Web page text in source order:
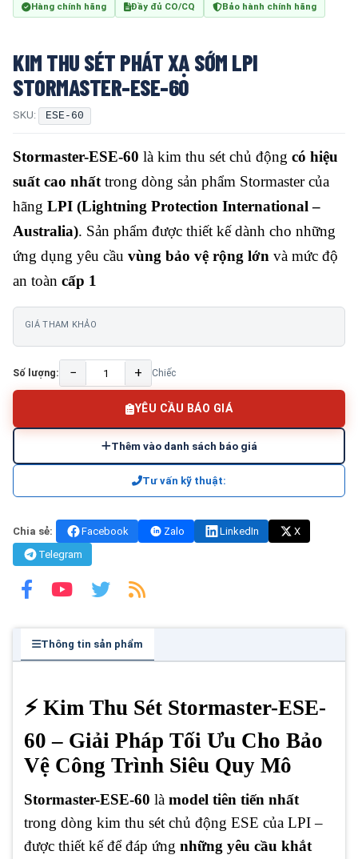
Hàng chính hãng Đầy đủ CO/CQ Bảo hành chính hãng
KIM THU SÉT PHÁT XẠ SỚM LPI
STORMASTER-ESE-60
SKU: ESE-60
Stormaster-ESE-60 là kim thu sét chủ động có hiệu
suất cao nhất trong dòng sản phẩm Stormaster của
hãng LPI (Lightning Protection International –
Australia). Sản phẩm được thiết kế dành cho những
ứng dụng yêu cầu vùng bảo vệ rộng lớn và mức độ
an toàn cấp 1
GIÁ THAM KHẢO
Số lượng: − + Chiếc
YÊU CẦU BÁO GIÁ
Thêm vào danh sách báo giá
Tư vấn kỹ thuật:
Chia sẻ: Facebook Zalo LinkedIn
X
Telegram
Thông tin sản phẩm
⚡ Kim Thu Sét Stormaster-ESE-
60 – Giải Pháp Tối Ưu Cho Bảo
Vệ Công Trình Siêu Quy Mô
Stormaster-ESE-60 là model tiên tiến nhất
trong dòng kim thu sét chủ động ESE của LPI –
được thiết kế để đáp ứng những yêu cầu khắt